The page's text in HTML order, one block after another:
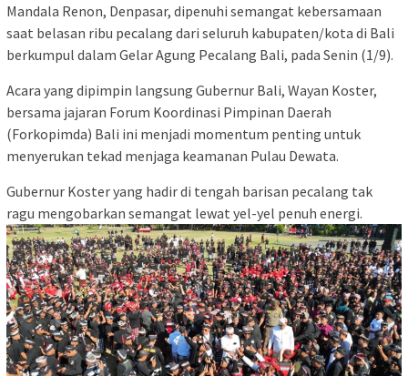
Mandala Renon, Denpasar, dipenuhi semangat kebersamaan
saat belasan ribu pecalang dari seluruh kabupaten/kota di Bali
berkumpul dalam Gelar Agung Pecalang Bali, pada Senin (1/9).
Acara yang dipimpin langsung Gubernur Bali, Wayan Koster,
bersama jajaran Forum Koordinasi Pimpinan Daerah
(Forkopimda) Bali ini menjadi momentum penting untuk
menyerukan tekad menjaga keamanan Pulau Dewata.
Gubernur Koster yang hadir di tengah barisan pecalang tak
ragu mengobarkan semangat lewat yel-yel penuh energi.